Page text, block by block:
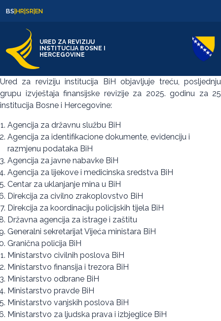
BS|HR|SR|EN
URED ZA REVIZIJU
INSTITUCIJA BOSNE I
HERCEGOVINE
Ured za reviziju institucija BiH objavljuje treću, posljednju
grupu izvještaja finansijske revizije za 2025. godinu za 25
institucija Bosne i Hercegovine:
Agencija za državnu službu BiH
Agencija za identifikacione dokumente, evidenciju i
razmjenu podataka BiH
Agencija za javne nabavke BiH
Agencija za lijekove i medicinska sredstva BiH
Centar za uklanjanje mina u BiH
Direkcija za civilno zrakoplovstvo BiH
Direkcija za koordinaciju policijskih tijela BiH
Državna agencija za istrage i zaštitu
Generalni sekretarijat Vijeća ministara BiH
Granična policija BiH
Ministarstvo civilnih poslova BiH
Ministarstvo finansija i trezora BiH
Ministarstvo odbrane BiH
Ministarstvo pravde BiH
Ministarstvo vanjskih poslova BiH
Ministarstvo za ljudska prava i izbjeglice BiH